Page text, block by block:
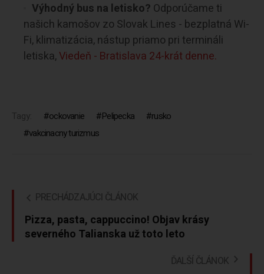
Výhodný bus na letisko? Odporúčame ti
našich kamošov zo Slovak Lines - bezplatná Wi-
Fi, klimatizácia, nástup priamo pri termináli
letiska,Viedeň - Bratislava 24-krát denne.
Tagy: ockovanie Pelipecka
rusko
vakcinacny turizmus
PRECHÁDZAJÚCI ČLÁNOK
Pizza, pasta, cappuccino! Objav krásy
severného Talianska už toto leto
ĎALŠÍ ČLÁNOK